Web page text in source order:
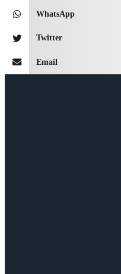
WhatsApp
Twitter
Email